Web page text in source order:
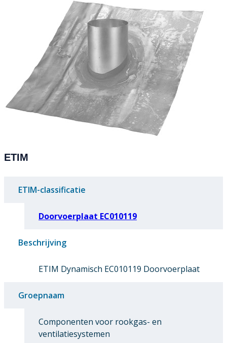
ETIM
ETIM-classificatie
Doorvoerplaat EC010119
Beschrijving
ETIM Dynamisch EC010119 Doorvoerplaat
Groepnaam
Componenten voor rookgas- en
ventilatiesystemen